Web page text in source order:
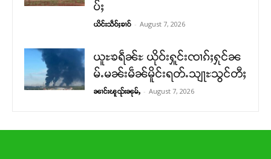
ပ်ႈ
ယိင်းသဵဝ်ႈၶၢဝ် - August 7, 2026
ယူႊၶရဵၼ်ႊ ယိုဝ်းႁူင်းၸၢၵ်ႈႁုင်ၼ
မ်ႉမၼ်းမဵၼ်မိူင်းရတ်ႉသျႃႊသွင်တီႈ
ၼၢင်းၽူၺ်းၼုမ်ႇ - August 7, 2026